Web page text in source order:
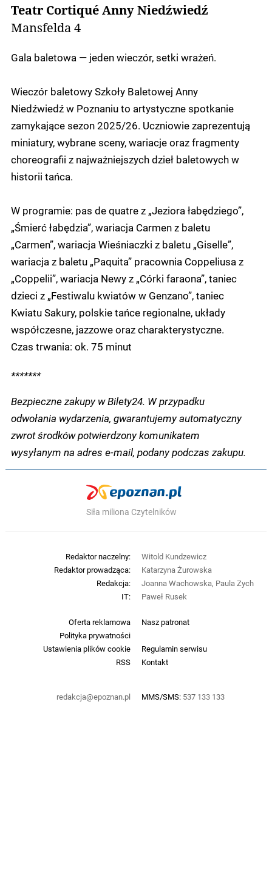
Teatr Cortiqué Anny Niedźwiedź
Mansfelda 4
Gala baletowa — jeden wieczór, setki wrażeń.
Wieczór baletowy Szkoły Baletowej Anny
Niedźwiedź w Poznaniu to artystyczne spotkanie
zamykające sezon 2025/26. Uczniowie zaprezentują
miniatury, wybrane sceny, wariacje oraz fragmenty
choreografii z najważniejszych dzieł baletowych w
historii tańca.
W programie: pas de quatre z „Jeziora łabędziego”,
„Śmierć łabędzia”, wariacja Carmen z baletu
„Carmen”, wariacja Wieśniaczki z baletu „Giselle”,
wariacja z baletu „Paquita” pracownia Coppeliusa z
„Coppelii”, wariacja Newy z „Córki faraona”, taniec
dzieci z „Festiwalu kwiatów w Genzano”, taniec
Kwiatu Sakury, polskie tańce regionalne, układy
współczesne, jazzowe oraz charakterystyczne.
Czas trwania: ok. 75 minut
*******
Bezpieczne zakupy w Bilety24. W przypadku
odwołania wydarzenia, gwarantujemy automatyczny
zwrot środków potwierdzony komunikatem
wysyłanym na adres e-mail, podany podczas zakupu.
Siła miliona Czytelników
Oferta reklamowa
Nasz patronat
Polityka prywatności
Ustawienia plików cookie
Regulamin serwisu
RSS
Kontakt
redakcja@epoznan.pl MMS/SMS: 537 133 133
Redaktor naczelny:
Witold Kundzewicz
Redaktor prowadząca:
Katarzyna Żurowska
Redakcja:
Joanna Wachowska, Paula Zych
IT:
Paweł Rusek